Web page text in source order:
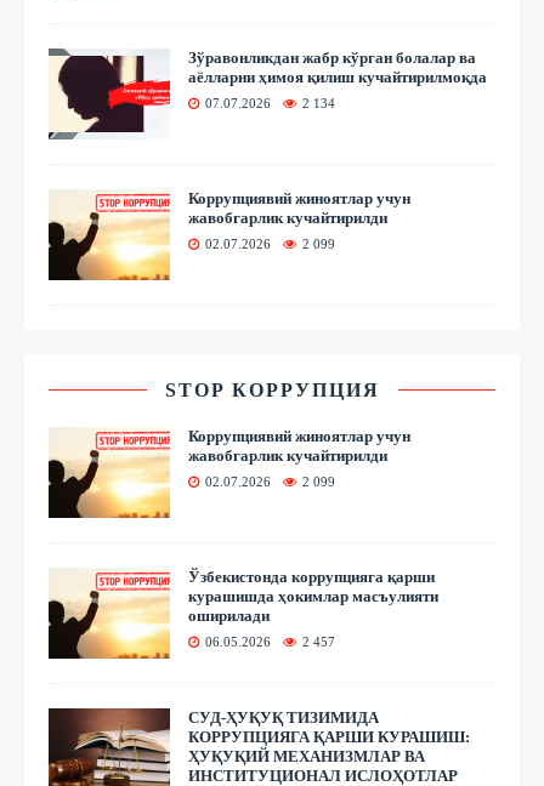
Зўравонликдан жабр кўрган болалар ва
аёлларни ҳимоя қилиш кучайтирилмоқда
07.07.2026 2 134
Коррупциявий жиноятлар учун
жавобгарлик кучайтирилди
02.07.2026 2 099
STOP КОРРУПЦИЯ
Коррупциявий жиноятлар учун
жавобгарлик кучайтирилди
02.07.2026 2 099
Ўзбекистонда коррупцияга қарши
курашишда ҳокимлар масъулияти
оширилади
06.05.2026 2 457
СУД-ҲУҚУҚ ТИЗИМИДА
КОРРУПЦИЯГА ҚАРШИ КУРАШИШ:
ҲУҚУҚИЙ МЕХАНИЗМЛАР ВА
ИНСТИТУЦИОНАЛ ИСЛОҲОТЛАР